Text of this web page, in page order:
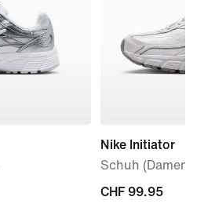
Nike Initiator
Schuh (Damen)
CHF 99.95
CHF 99.95